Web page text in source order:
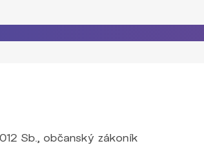
Sb., občanský zákoník